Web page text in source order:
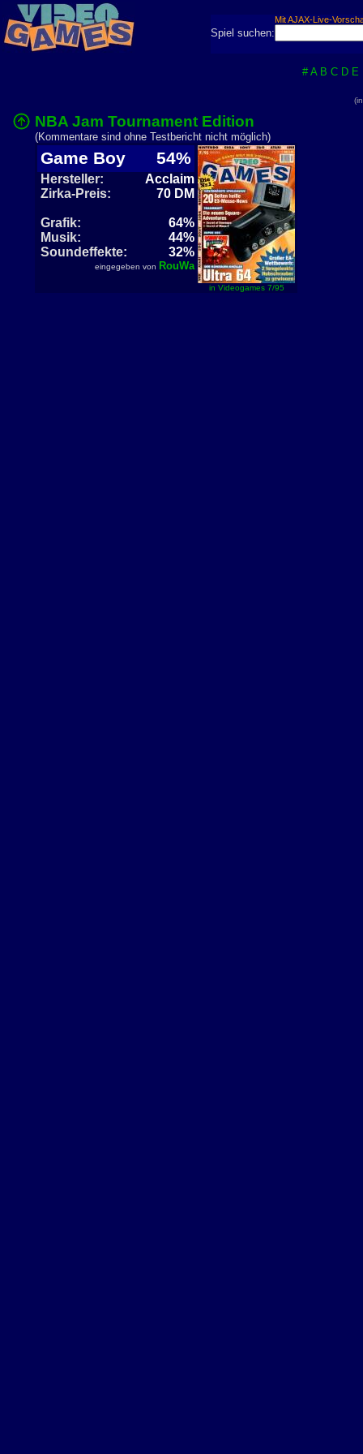
Mit AJAX-Live-
Spiel suchen:
# A B C D E
NBA Jam Tournament Edition
(Kommentare sind ohne Testbericht nicht möglich)
Game Boy 54%
Hersteller:
Acclaim
Zirka-Preis:
70 DM
Grafik:
64%
Musik:
44%
Soundeffekte:
32%
eingegeben von RouWa
in Videogames 7/95